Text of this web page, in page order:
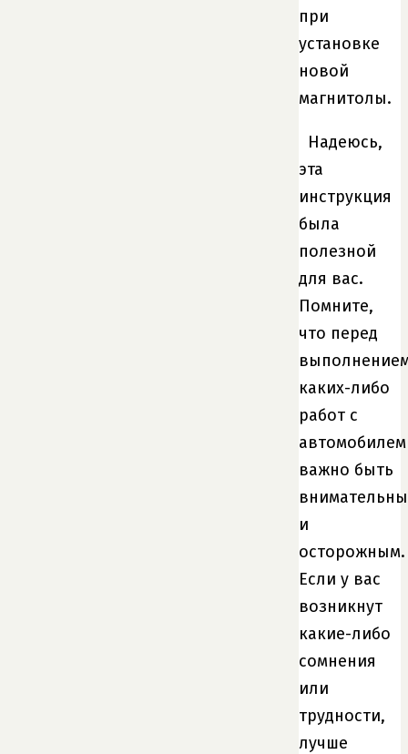
при
установке
новой
магнитолы.
Надеюсь,
эта
инструкция
была
полезной
для вас.
Помните,
что перед
каких-либо
работ с
автомобилем
важно быть
и
осторожным.
Если у вас
возникнут
какие-либо
сомнения
или
трудности,
лучше